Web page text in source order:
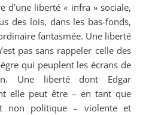
d’une liberté « infra » sociale,
des lois, dans les bas-fonds,
fantasmée. Une liberté
pas sans rappeler celle des
qui peuplent les écrans de
Une liberté dont Edgar
elle peut être – en tant que
non politique – violente et